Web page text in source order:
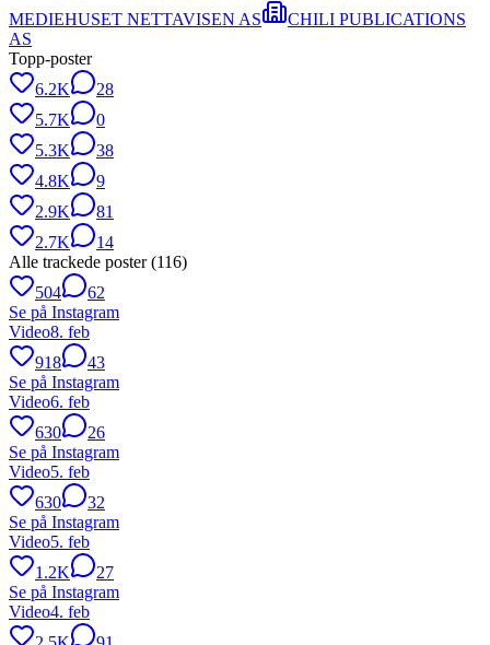
MEDIEHUSET NETTAVISEN AS
CHILI PUBLICATIONS
AS
Topp-poster
6.2K
28
5.7K
0
5.3K
38
4.8K
9
2.9K
81
2.7K
14
Alle trackede poster (116)
504
62
Se på Instagram
Video8. feb
918
43
Se på Instagram
Video6. feb
630
26
Se på Instagram
Video5. feb
630
32
Se på Instagram
Video5. feb
1.2K
27
Se på Instagram
Video4. feb